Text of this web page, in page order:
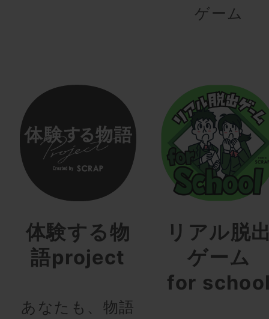
ゲーム
体験する物
語project
あなたも、物語
リアル脱
ゲーム
for